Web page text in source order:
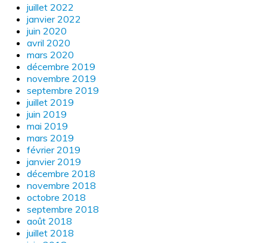
juillet 2022
janvier 2022
juin 2020
avril 2020
mars 2020
décembre 2019
novembre 2019
septembre 2019
juillet 2019
juin 2019
mai 2019
mars 2019
février 2019
janvier 2019
décembre 2018
novembre 2018
octobre 2018
septembre 2018
août 2018
juillet 2018